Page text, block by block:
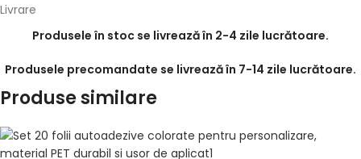
Livrare
Produsele în stoc se livrează în 2-4 zile lucrătoare.
Produsele precomandate se livrează în 7-14 zile lucrătoare.
Produse similare